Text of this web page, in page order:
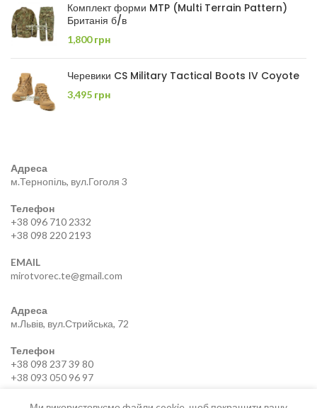
Комплект форми MTP (Multi Terrain Pattern)
Британія б/в
1,800грн
Черевики CS Military Tactical Boots IV Coyote
3,495 грн
Адреса
м.Тернопіль, вул.Гоголя 3
Телефон
+38 096 710 2332
+38 098 220 2193
EMAIL
mirotvorec.te@gmail.com
Адреса
м.Львів, вул.Стрийська, 72
Телефон
+38 098 237 39 80
+38 093 050 96 97
EMAIL